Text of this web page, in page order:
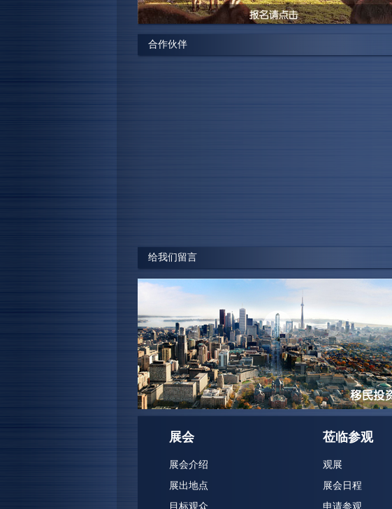
“公司今次推介的荷兰地产项目，开展短短2个钟头已获得
10个订购意向，“大超预期”，今届达成200个意向“没问
加。”
新希望出国集团 赵总
合作伙伴
给我们留言
展会
展会介绍
展出地点
目标观众
莅临参观
观展
展会日程
申请参观